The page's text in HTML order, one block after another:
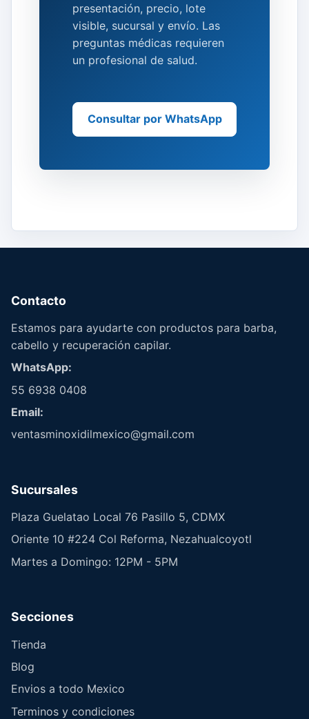
presentación, precio, lote
visible, sucursal y envío. Las
preguntas médicas requieren
un profesional de salud.
Consultar por WhatsApp
Contacto
Estamos para ayudarte con productos para barba,
cabello y recuperación capilar.
WhatsApp:
55 6938 0408
Email:
ventasminoxidilmexico@gmail.com
Sucursales
Plaza Guelatao Local 76 Pasillo 5, CDMX
Oriente 10 #224 Col Reforma, Nezahualcoyotl
Martes a Domingo: 12PM - 5PM
Secciones
Tienda
Blog
Envios a todo Mexico
Terminos y condiciones